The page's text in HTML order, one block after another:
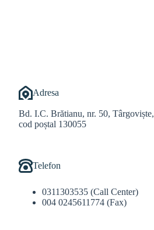
Adresa
Bd. I.C. Brătianu, nr. 50, Târgoviște,
cod poștal 130055
Telefon
0311303535 (Call Center)
004 0245611774 (Fax)